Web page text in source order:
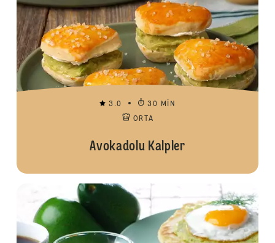
3.0
30 MIN
ORTA
Avokadolu Kalpler